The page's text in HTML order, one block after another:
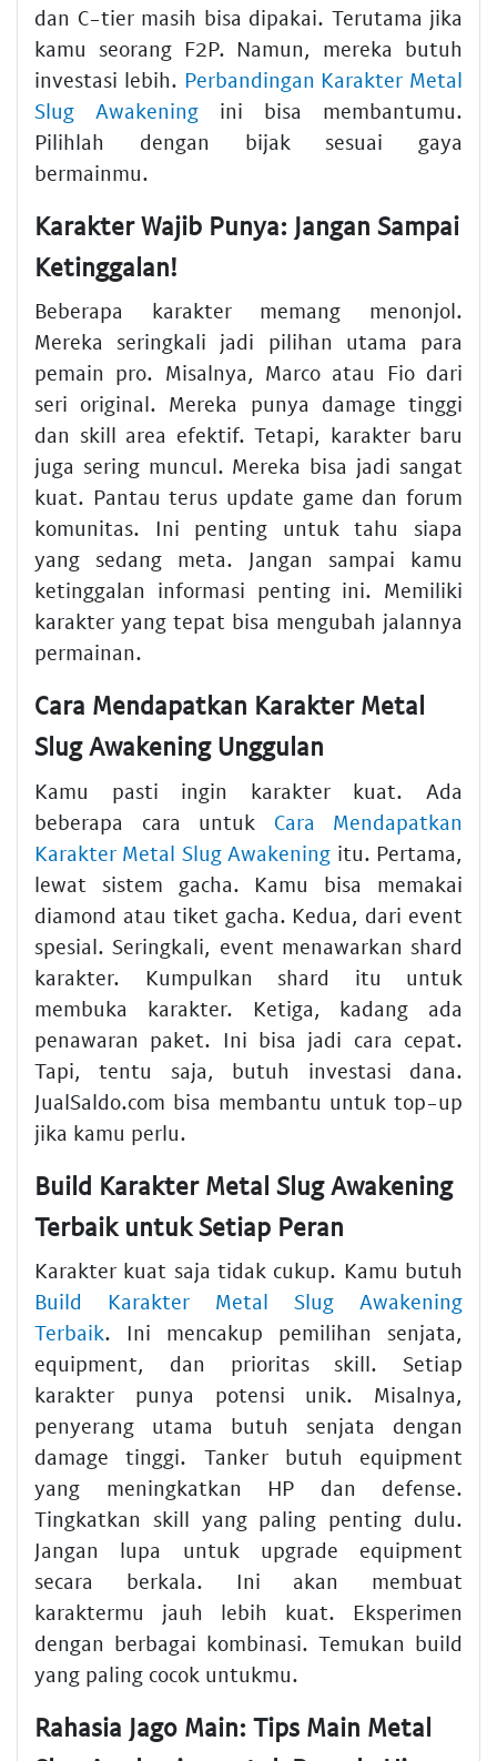
dan C-tier masih bisa dipakai. Terutama jika
kamu seorang F2P. Namun, mereka butuh
investasi lebih. Perbandingan Karakter Metal
Slug Awakening ini bisa membantumu.
Pilihlah dengan bijak sesuai gaya
bermainmu.
Karakter Wajib Punya: Jangan Sampai
Ketinggalan!
Beberapa karakter memang menonjol.
Mereka seringkali jadi pilihan utama para
pemain pro. Misalnya, Marco atau Fio dari
seri original. Mereka punya damage tinggi
dan skill area efektif. Tetapi, karakter baru
juga sering muncul. Mereka bisa jadi sangat
kuat. Pantau terus update game dan forum
komunitas. Ini penting untuk tahu siapa
yang sedang meta. Jangan sampai kamu
ketinggalan informasi penting ini. Memiliki
karakter yang tepat bisa mengubah jalannya
permainan.
Cara Mendapatkan Karakter Metal
Slug Awakening Unggulan
Kamu pasti ingin karakter kuat. Ada
beberapa cara untuk Cara Mendapatkan
Karakter Metal Slug Awakening itu. Pertama,
lewat sistem gacha. Kamu bisa memakai
diamond atau tiket gacha. Kedua, dari event
spesial. Seringkali, event menawarkan shard
karakter. Kumpulkan shard itu untuk
membuka karakter. Ketiga, kadang ada
penawaran paket. Ini bisa jadi cara cepat.
Tapi, tentu saja, butuh investasi dana.
JualSaldo.com bisa membantu untuk top-up
jika kamu perlu.
Build Karakter Metal Slug Awakening
Terbaik untuk Setiap Peran
Karakter kuat saja tidak cukup. Kamu butuh
Build Karakter Metal Slug Awakening
Terbaik. Ini mencakup pemilihan senjata,
equipment, dan prioritas skill. Setiap
karakter punya potensi unik. Misalnya,
penyerang utama butuh senjata dengan
damage tinggi. Tanker butuh equipment
yang meningkatkan HP dan defense.
Tingkatkan skill yang paling penting dulu.
Jangan lupa untuk upgrade equipment
secara berkala. Ini akan membuat
karaktermu jauh lebih kuat. Eksperimen
dengan berbagai kombinasi. Temukan build
yang paling cocok untukmu.
Rahasia Jago Main: Tips Main Metal